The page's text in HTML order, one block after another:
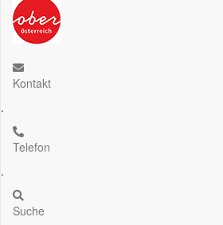
Kontakt
.
Telefon
.
Suche